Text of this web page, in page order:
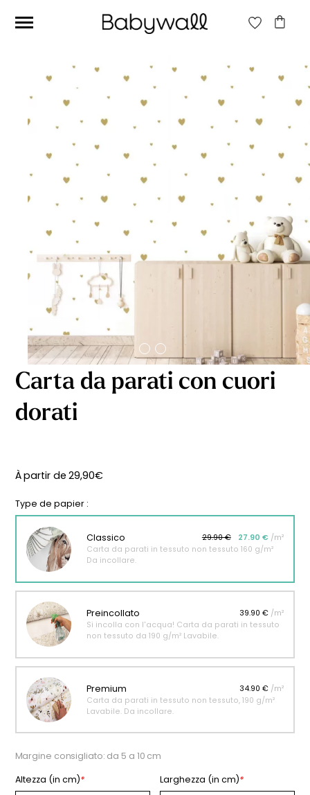
Carta da parati con cuori
dorati
À partir de29,90€
Type de papier :
Classico 29.90 € 27.90 € /m²
Carta da parati in tessuto non tessuto 160 g/m²
Da incollare.
Preincollato 39.90 € /m²
Si incolla con l'acqua! Carta da parati in tessuto
non tessuto da 190 g/m² Lavabile.
Premium 34.90 € /m²
Carta da parati in tessuto non tessuto, 190 g/m²
Lavabile. Da incollare.
Margine consigliato: da 5 a 10 cm
Altezza (in cm)* Larghezza (in cm)*